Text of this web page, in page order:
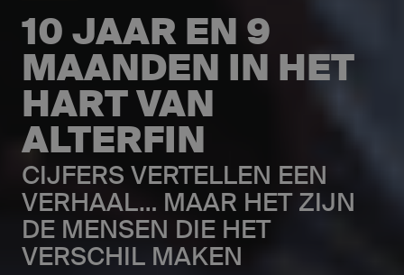
10 JAAR EN 9
MAANDEN IN HET
HART VAN
ALTERFIN
CIJFERS VERTELLEN EEN
VERHAAL… MAAR HET ZIJN
DE MENSEN DIE HET
VERSCHIL MAKEN